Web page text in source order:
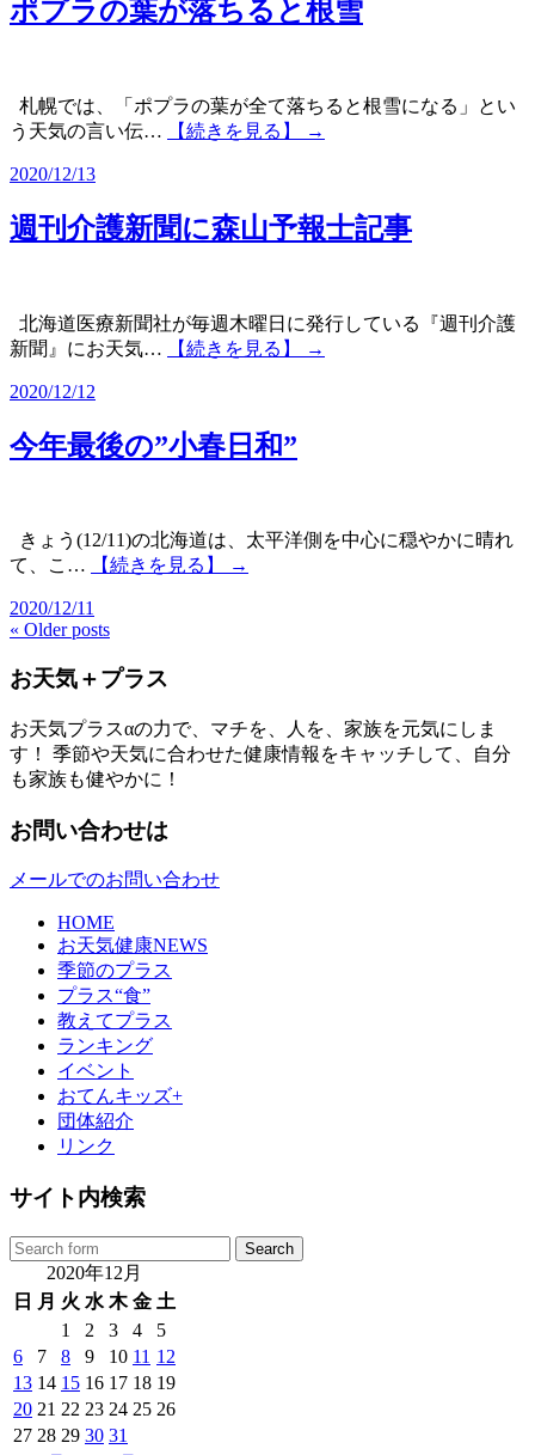
ポプラの葉が落ちると根雪
札幌では、「ポプラの葉が全て落ちると根雪になる」とい
う天気の言い伝…
【続きを見る】 →
2020/12/13
週刊介護新聞に森山予報士記事
北海道医療新聞社が毎週木曜日に発行している『週刊介護
新聞』にお天気…
【続きを見る】 →
2020/12/12
今年最後の”小春日和”
きょう(12/11)の北海道は、太平洋側を中心に穏やかに晴れ
て、こ…
【続きを見る】 →
2020/12/11
« Older posts
お天気＋プラス
お天気プラスαの力で、マチを、人を、家族を元気にしま
す！ 季節や天気に合わせた健康情報をキャッチして、自分
も家族も健やかに！
お問い合わせは
メールでのお問い合わせ
HOME
お天気健康NEWS
季節のプラス
プラス“食”
教えてプラス
ランキング
イベント
おてんキッズ+
団体紹介
リンク
サイト内検索
2020年12月
日
月 火 水 木 金 土
1 2 3 4
5
6
7 8 9 10 11 12
13 14 15 16 17 18 19
20 21 22 23 24 25 26
27 28 29 30 31